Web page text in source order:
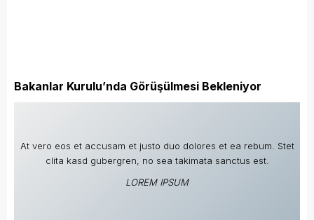
Bakanlar Kurulu’nda Görüşülmesi Bekleniyor
At vero eos et accusam et justo duo dolores et ea rebum. Stet
clita kasd gubergren, no sea takimata sanctus est.
LOREM IPSUM